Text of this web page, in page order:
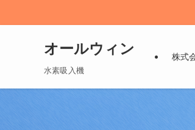
オールウィン
水素吸入機
株式